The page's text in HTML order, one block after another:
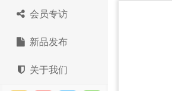
会员专访
新品发布
关于我们